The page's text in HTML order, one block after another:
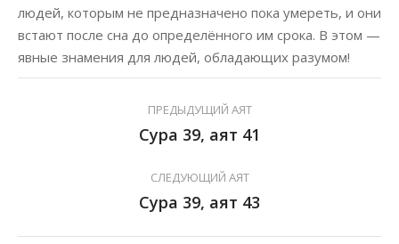
людей, которым не предназначено пока умереть, и они
встают после сна до определённого им срока. В этом —
явные знамения для людей, обладающих разумом!
ПРЕДЫДУЩИЙ АЯТ
Сура 39, аят 41
СЛЕДУЮЩИЙ АЯТ
Сура 39, аят 43